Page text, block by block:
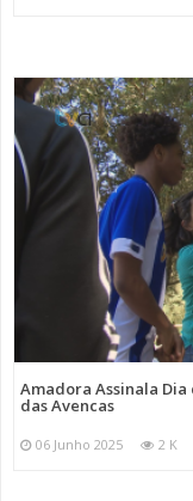
Amadora Assinala
das Avencas
06 Junho 2025 2 K